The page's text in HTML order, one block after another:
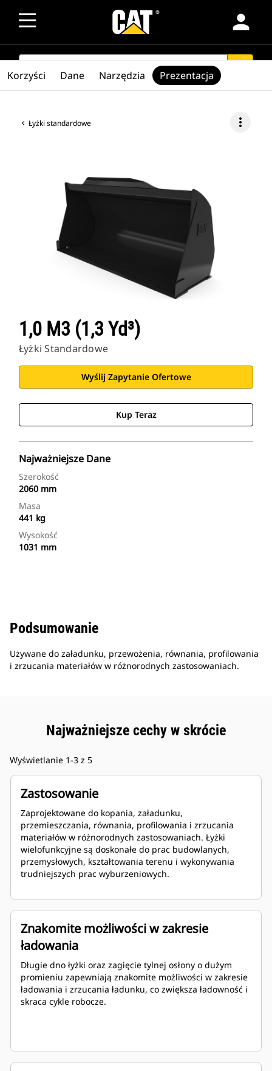
person
SEARCH
Łyżki standardowe more_vert
1,0 M3 (1,3 Yd³)
Łyżki Standardowe
Wyślij Zapytanie Ofertowe
Kup Teraz
Najważniejsze Dane
Szerokość
2060 mm
Masa
441 kg
Wysokość
1031 mm
Korzyści Dane Narzędzia Prezentacja
Podsumowanie
Używane do załadunku, przewożenia, równania, profilowania
i zrzucania materiałów w różnorodnych zastosowaniach.
Najważniejsze cechy w skrócie
Wyświetlanie 1-3 z 5
Zastosowanie
Zaprojektowane do kopania, załadunku,
przemieszczania, równania, profilowania i zrzucania
materiałów w różnorodnych zastosowaniach. Łyżki
wielofunkcyjne są doskonałe do prac budowlanych,
przemysłowych, kształtowania terenu i wykonywania
trudniejszych prac wyburzeniowych.
Znakomite możliwości w zakresie
ładowania
Długie dno łyżki oraz zagięcie tylnej osłony o dużym
promieniu zapewniają znakomite możliwości w zakresie
ładowania i zrzucania ładunku, co zwiększa ładowność i
skraca cykle robocze.